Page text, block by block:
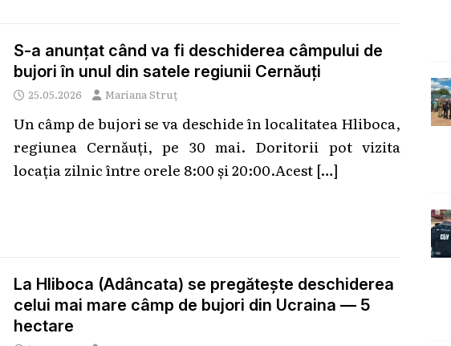
S-a anunțat când va fi deschiderea câmpului de
bujori în unul din satele regiunii Cernăuți
25.05.2026 Mariana Struț
Un câmp de bujori se va deschide în localitatea Hliboca,
regiunea Cernăuți, pe 30 mai. Doritorii pot vizita
locația zilnic între orele 8:00 și 20:00.Acest […]
La Hliboca (Adâncata) se pregătește deschiderea
celui mai mare câmp de bujori din Ucraina — 5
hectare